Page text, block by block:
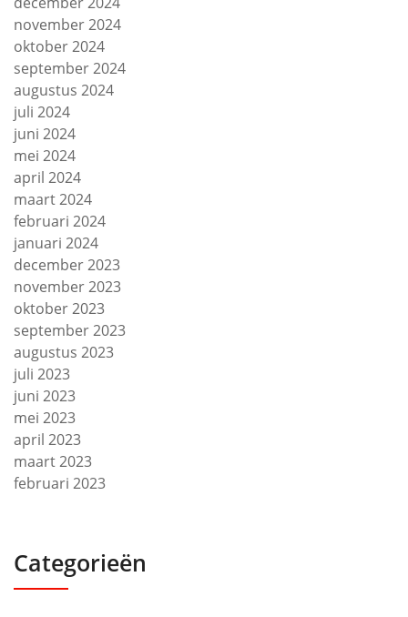
november 2024
oktober 2024
september 2024
augustus 2024
juli 2024
juni 2024
mei 2024
april 2024
maart 2024
februari 2024
januari 2024
december 2023
november 2023
oktober 2023
september 2023
augustus 2023
juli 2023
juni 2023
mei 2023
april 2023
maart 2023
februari 2023
Categorieën